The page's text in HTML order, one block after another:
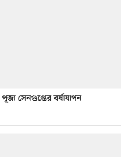
সেনগুপ্তের বর্ষাযাপন